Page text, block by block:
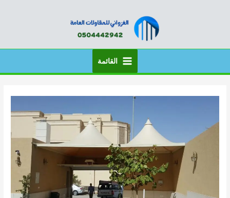
Main
القائمة